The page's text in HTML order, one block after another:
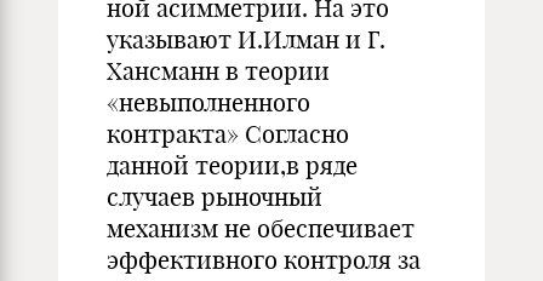
ной асимметрии. На это
указывают И.Илман и Г.
Хансманн в теории
«невыполненного
контракта» Согласно
данной теории,в ряде
случаев рыночный
механизм не обеспечивает
эффективного контроля за